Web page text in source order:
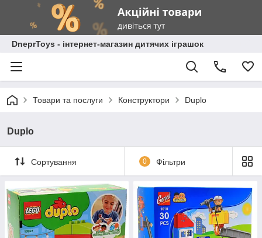
DneprToys - інтернет-магазин дитячих іграшок
Товари та послуги Конструктори Duplo
Duplo
Сортування 0 Фільтри